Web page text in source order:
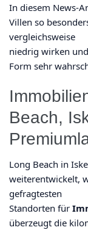
In diesem News-
Villen so
vergleichsweise
niedrig wirken
Form sehr
Beach,
Long Beach in
weiterentwickelt,
gefragtesten
Standorten für
überzeugt die